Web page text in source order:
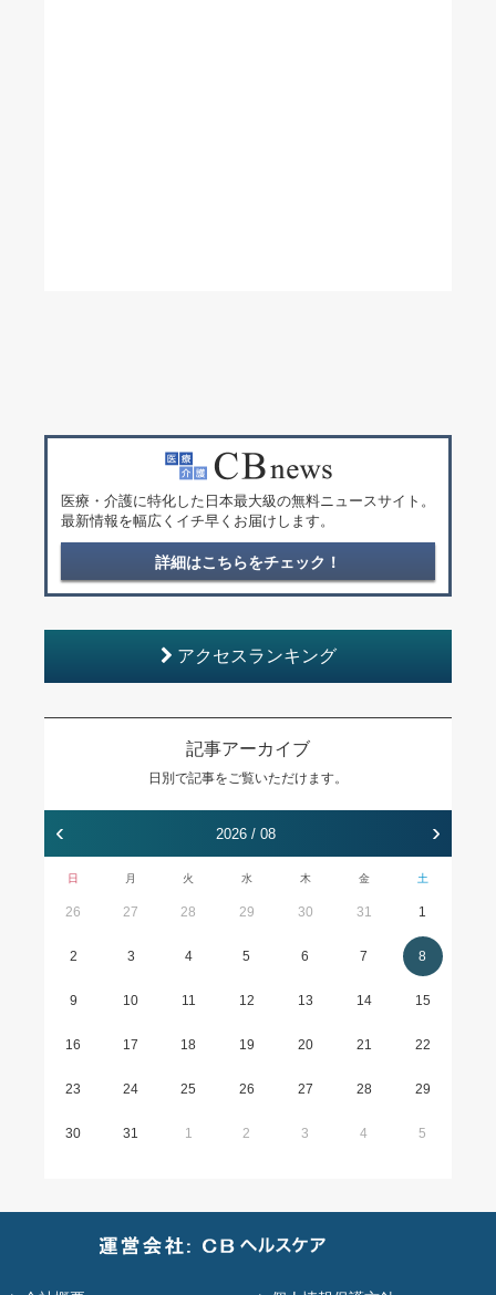
医療・介護に特化した日本最大級の無料ニュースサイト。
最新情報を幅広くイチ早くお届けします。
詳細はこちらをチェック！
アクセスランキング
記事アーカイブ
日別で記事をご覧いただけます。
‹ 2026 / 08 ›
日 月 火 水 木 金 土
26 27 28 29 30 31 1
2 3 4 5 6 7 8
9 10 11 12 13 14 15
16 17 18 19 20 21 22
23 24 25 26 27 28 29
30 31 1 2 3 4 5